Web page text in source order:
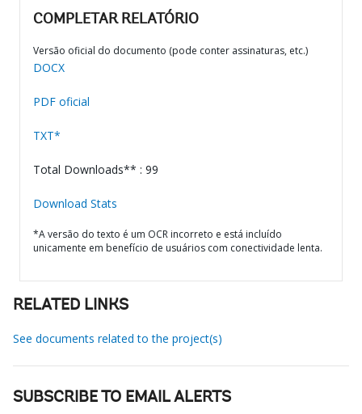
COMPLETAR RELATÓRIO
Versão oficial do documento (pode conter assinaturas, etc.)
DOCX
PDF oficial
TXT*
Total Downloads** : 99
Download Stats
*A versão do texto é um OCR incorreto e está incluído
unicamente em benefício de usuários com conectividade lenta.
RELATED LINKS
See documents related to the project(s)
SUBSCRIBE TO EMAIL ALERTS